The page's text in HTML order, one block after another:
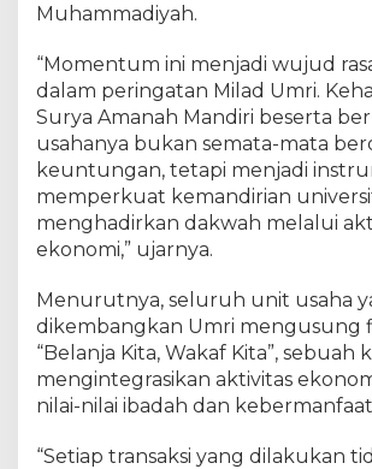
t
e
k
U
M
R
I
Muhammadiyah.
“Momentum ini menjadi wujud
dalam peringatan Milad Umri.
Surya Amanah Mandiri beserta
usahanya bukan semata-mata
keuntungan, tetapi menjadi
memperkuat kemandirian
menghadirkan dakwah melalui
ekonomi,” ujarnya.
Menurutnya, seluruh unit usaha
dikembangkan Umri mengusung
“Belanja Kita, Wakaf Kita”, sebuah
mengintegrasikan aktivitas
nilai-nilai ibadah dan
“Setiap transaksi yang dilakukan